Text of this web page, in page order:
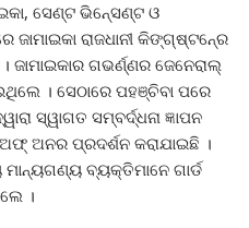
ସେଣ୍ଟ ଭିନ୍‍ସେଣ୍ଟ ଓ
ରାଜଧାନୀ କିଙ୍ଗ୍‍ଷ୍ଟନ୍‍ରେ
ଗଭର୍ଣ୍ଣର ଜେନେରାଲ୍‍
। ସେଠାରେ ପହଞ୍ଚିବା ପରେ
ସ୍ୱାଗତ ସମ୍ବର୍ଦ୍ଧନା ଜ୍ଞାପନ
ଅଫ୍‍ ଅନର ପ୍ରଦର୍ଶନ କରାଯାଇଛି ।
ମାନ୍ୟଗଣ୍ୟ ବ୍ୟକ୍ତିମାନେ ଗାର୍ଡ
।